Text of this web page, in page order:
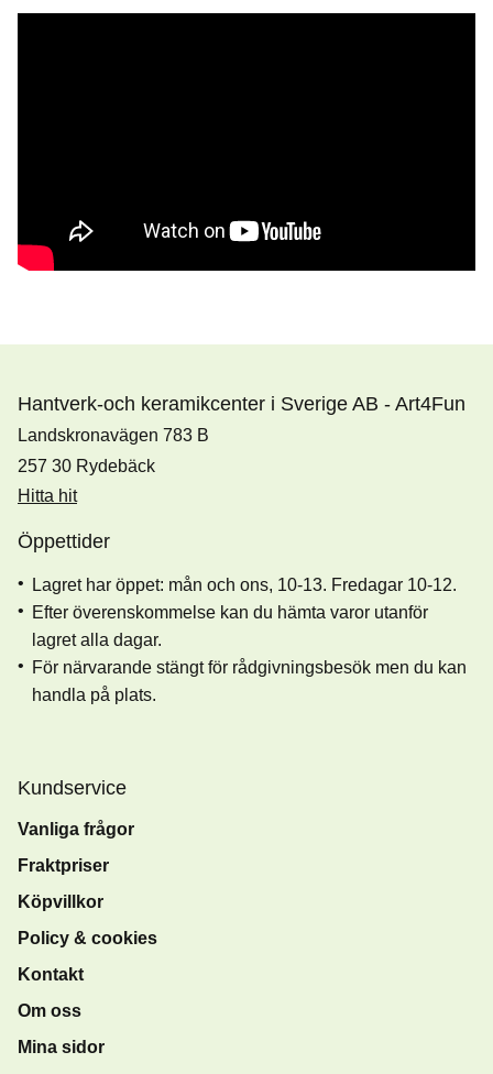
Hantverk-och keramikcenter i Sverige AB - Art4Fun
Landskronavägen 783 B
257 30 Rydebäck
Hitta hit
Öppettider
Lagret har öppet: mån och ons, 10-13. Fredagar 10-12.
Efter överenskommelse kan du hämta varor utanför
lagret alla dagar.
För närvarande stängt för rådgivningsbesök men du kan
handla på plats.
Kundservice
Vanliga frågor
Fraktpriser
Köpvillkor
Policy & cookies
Kontakt
Om oss
Mina sidor